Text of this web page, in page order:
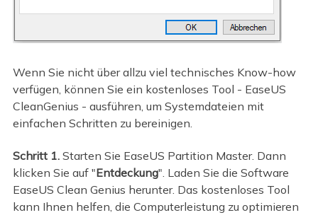
Wenn Sie nicht über allzu viel technisches Know-how
verfügen, können Sie ein kostenloses Tool - EaseUS
CleanGenius - ausführen, um Systemdateien mit
einfachen Schritten zu bereinigen.
Schritt 1.Starten Sie EaseUS Partition Master. Dann
klicken Sie auf "Entdeckung". Laden Sie die Software
EaseUS Clean Genius herunter. Das kostenloses Tool
kann Ihnen helfen, die Computerleistung zu optimieren